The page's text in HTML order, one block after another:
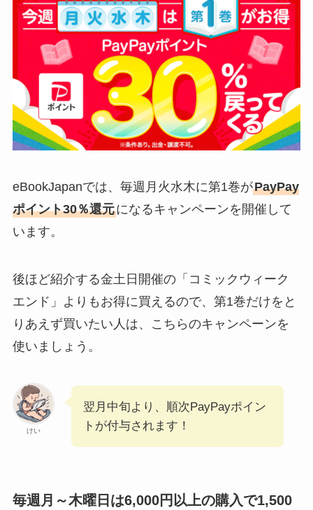
eBookJapanでは、毎週月火水木に第1巻がPayPay
ポイント30％還元になるキャンペーンを開催して
います。
後ほど紹介する金土日開催の「コミックウィーク
エンド」よりもお得に買えるので、第1巻だけをと
りあえず買いたい人は、こちらのキャンペーンを
使いましょう。
けい
翌月中旬より、順次PayPayポイン
トが付与されます！
毎週月～木曜日は6,000円以上の購入で1,500